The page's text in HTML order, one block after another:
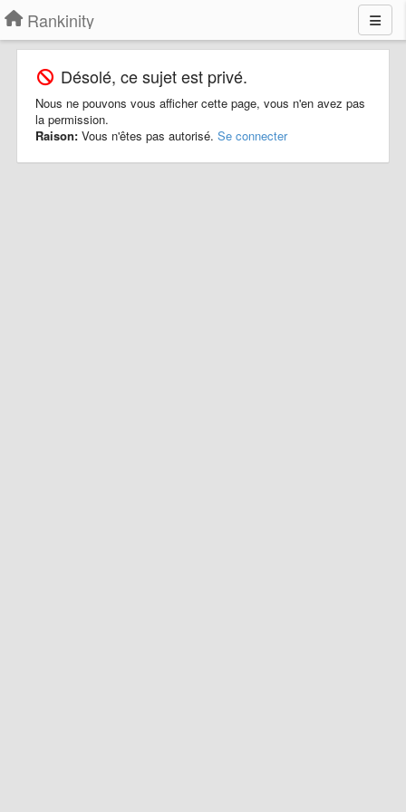
Rankinity
Désolé, ce sujet est privé.
Nous ne pouvons vous afficher cette page, vous n'en avez pas
la permission.
Raison: Vous n'êtes pas autorisé. Se connecter